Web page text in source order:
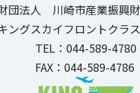
団法人 川崎市産業振興
ングスカイフロントクラ
TEL：044-589-4780
FAX：044-589-4786